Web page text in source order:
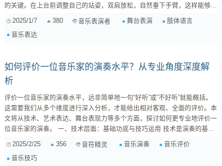
的关键。在上台前调整自己的站姿，双肩放松，自然垂下手臂，这样能够让
你看起来更加从容不迫。试着挺胸抬头，给人以强烈存在感。 2. 有效的手
空或展开双臂，让观众感受到那种激动与解放。这不仅能增强歌曲的信息，
2025/1/7 380 音乐表演者 舞台表演
肢体语言
音乐表达
如何评价一位音乐家的演奏水平？从专业角度深度解
析
评价一位音乐家的演奏水平，远非简单地一句“好听”或“不好听”就能概括。
这需要我们从多个维度进行深入分析，才能给出相对客观、全面的评价。本
文将从技术、艺术表达、舞台表现力等多个方面，探讨如何更专业地评价一
位音乐家的演奏。 一、技术层面：基础功底与技巧运用 技术是演奏的基
础，也是评价演奏水平的重要依据。这包括但不限于以下几个方面： 乐器
括指法、弓法、气息控制等，是否精准、流畅、自如。例如，小提琴演奏者
2025/2/25 356 音符精灵 音乐演奏
音乐评价
音乐技巧